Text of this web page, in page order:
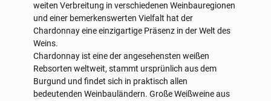
weiten Verbreitung in verschiedenen Weinbauregionen
und einer bemerkenswerten Vielfalt hat der
Chardonnay eine einzigartige Präsenz in der Welt des
Weins.
Chardonnay ist eine der angesehensten weißen
Rebsorten weltweit, stammt ursprünlich aus dem
Burgund und findet sich in praktisch allen
bedeutenden Weinbauländern. Große Weißweine aus